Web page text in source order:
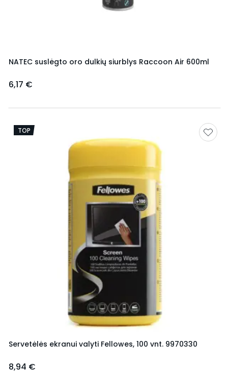
NATEC suslėgto oro dulkių siurblys Raccoon Air 600ml
6,17 €
TOP
Servetėlės ekranui valyti Fellowes, 100 vnt. 9970330
8,94 €